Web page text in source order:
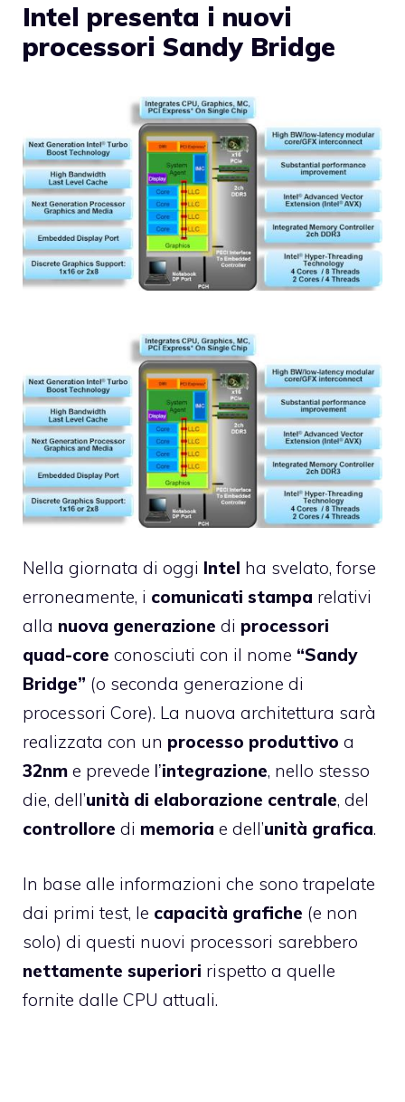
Intel presenta i nuovi
processori Sandy Bridge
Nella giornata di oggi Intel ha svelato, forse
erroneamente, i comunicati stampa relativi
alla nuova generazione di processori
quad-core conosciuti con il nome “Sandy
Bridge” (o seconda generazione di
processori Core). La nuova architettura sarà
realizzata con un processo produttivo a
32nm e prevede l’integrazione, nello stesso
die, dell’unità di elaborazione centrale, del
controllore di memoria e dell’unità grafica.
In base alle informazioni che sono trapelate
dai primi test, le capacità grafiche (e non
solo) di questi nuovi processori sarebbero
nettamente superiori rispetto a quelle
fornite dalle CPU attuali.